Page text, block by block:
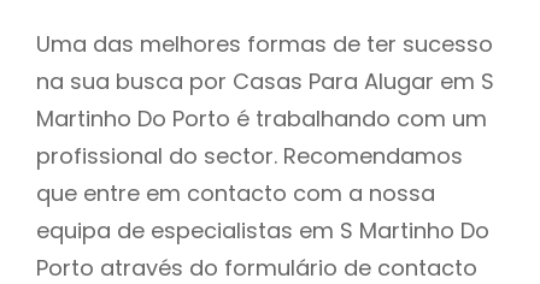
Uma das melhores formas de ter sucesso
na sua busca por Casas Para Alugar em S
Martinho Do Porto é trabalhando com um
profissional do sector. Recomendamos
que entre em contacto com a nossa
equipa de especialistas em S Martinho Do
Porto através do formulário de contacto